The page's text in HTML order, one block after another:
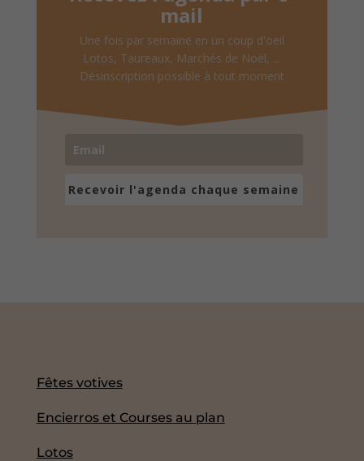
mail
Une fois par semaine en un coup d'oeil
Lotos, Taureaux, Marchés de Noël, ...
Désinscription possible à tout moment
Recevoir l'agenda chaque semaine
Fêtes votives
Encierros et Courses au plan
Lotos